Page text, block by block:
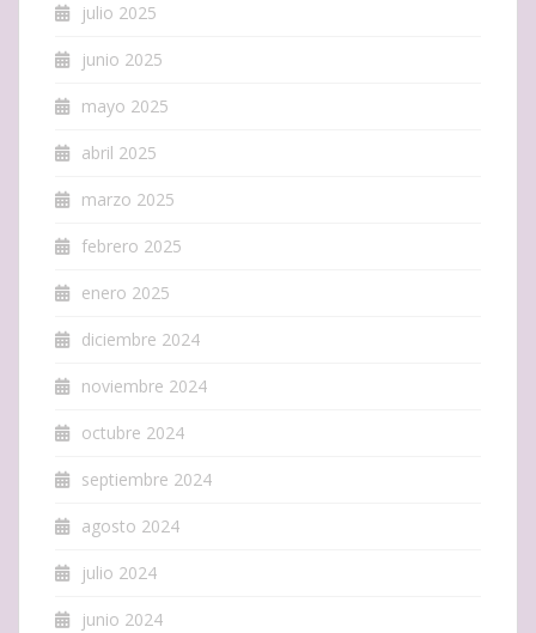
julio 2025
junio 2025
mayo 2025
abril 2025
marzo 2025
febrero 2025
enero 2025
diciembre 2024
noviembre 2024
octubre 2024
septiembre 2024
agosto 2024
julio 2024
junio 2024